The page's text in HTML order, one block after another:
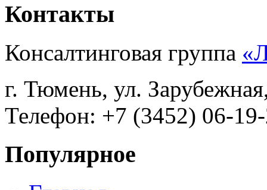
Контакты
Консалтинговая группа
г. Тюмень, ул.
Телефон: +7 (3452) 06-
Популярное